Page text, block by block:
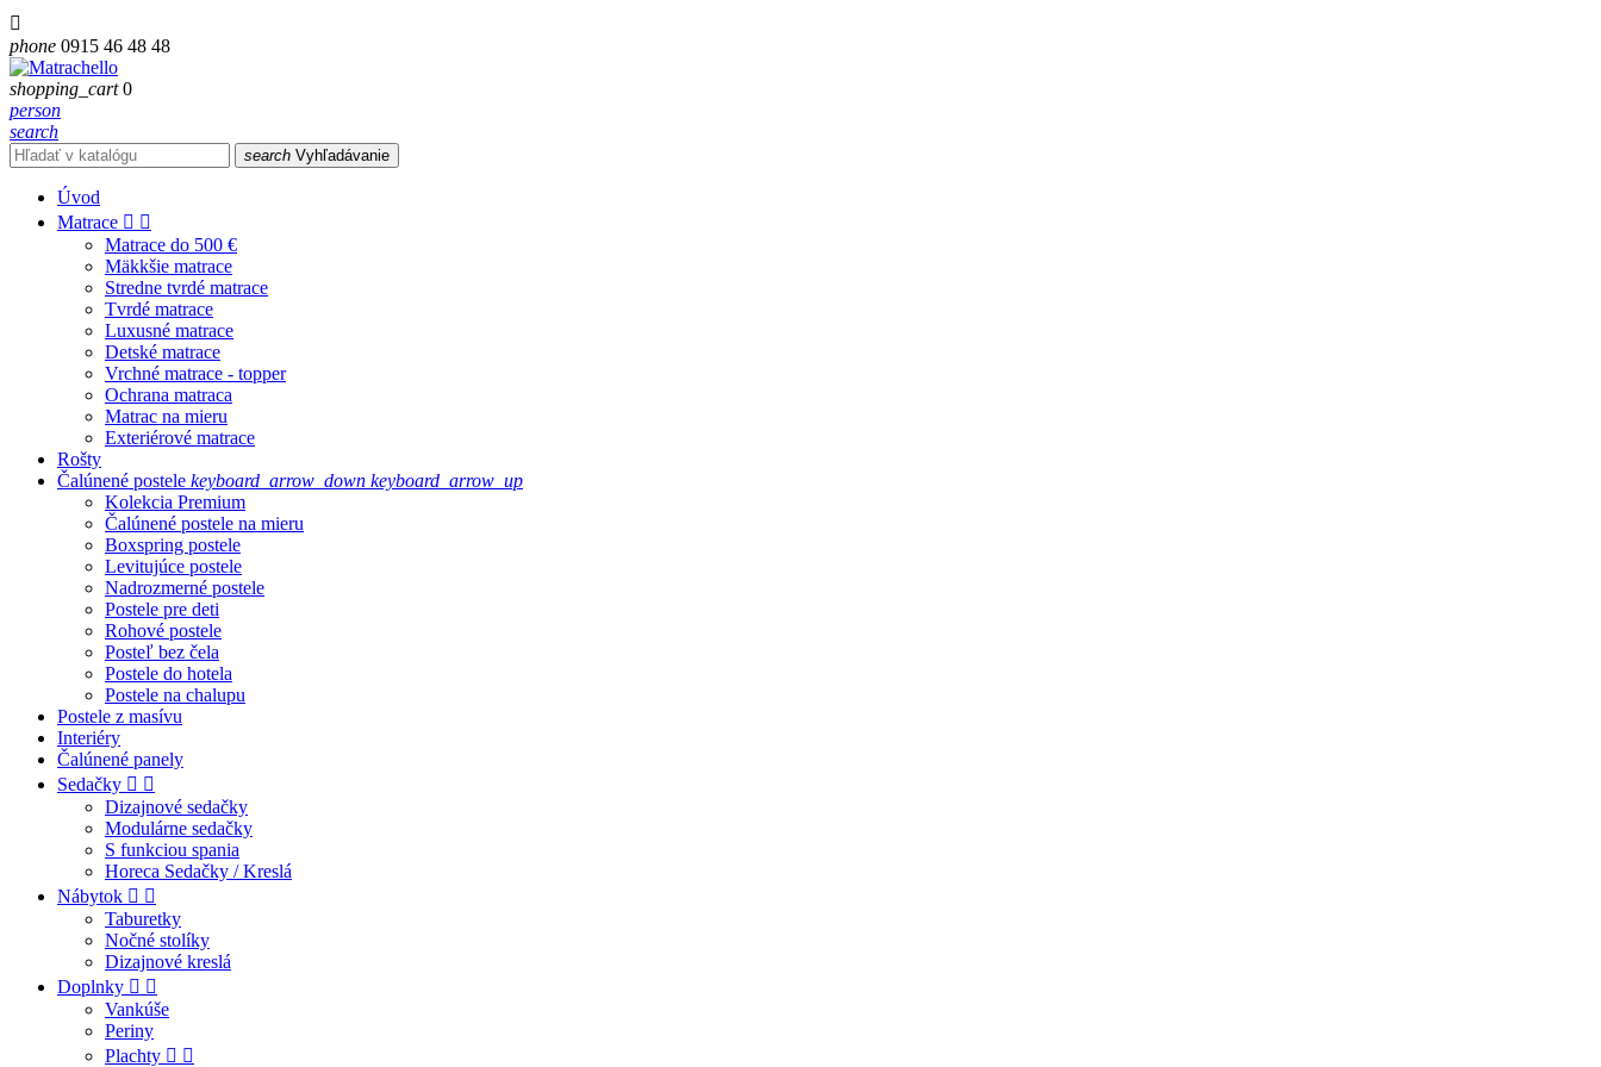

phone 0915 46 48 48
shopping_cart 0
person
search
search Vyhľadávanie
Úvod
Matrace  
Matrace do 500 €
Mäkkšie matrace
Stredne tvrdé matrace
Tvrdé matrace
Luxusné matrace
Detské matrace
Vrchné matrace - topper
Ochrana matraca
Matrac na mieru
Exteriérové matrace
Rošty
Čalúnené postele keyboard_arrow_down keyboard_arrow_up
Kolekcia Premium
Čalúnené postele na mieru
Boxspring postele
Levitujúce postele
Nadrozmerné postele
Postele pre deti
Rohové postele
Posteľ bez čela
Postele do hotela
Postele na chalupu
Postele z masívu
Interiéry
Čalúnené panely
Sedačky  
Dizajnové sedačky
Modulárne sedačky
S funkciou spania
Horeca Sedačky / Kreslá
Nábytok  
Taburetky
Nočné stolíky
Dizajnové kreslá
Doplnky  
Vankúše
Periny
Plachty  